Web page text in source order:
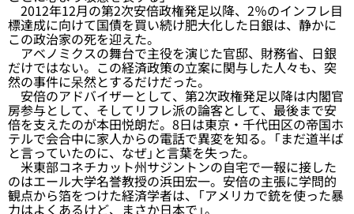
2012年12月の第2次安倍政権発足以降、2％のインフレ目
標達成に向けて国債を買い続け肥大化した日銀は、静かに
この政治家の死を迎えた。
アベノミクスの舞台で主役を演じた官邸、財務省、日銀
だけではない。この経済政策の立案に関与した人々も、突
然の事件に呆然とするだけだった。
安倍のアドバイザーとして、第2次政権発足以降は内閣官
房参与として、そしてリフレ派の論客として、最後まで安
倍を支えたのが本田悦朗だ。8日は東京・千代田区の帝国ホ
テルで会合中に家人からの電話で異変を知る。「まだ道半ば
と言っていたのに、なぜ」と言葉を失った。
米東部コネチカット州サジントンの自宅で一報に接した
のはエール大学名誉教授の浜田宏一。安倍の主張に学問的
観点から箔をつけた経済学者は、「アメリカで銃を使った暴
力はよくあるけど、まさか日本で」。